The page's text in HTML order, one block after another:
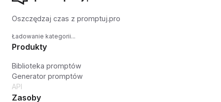
Oszczędzaj czas z promptuj.pro
Ładowanie kategorii...
Produkty
Biblioteka promptów
Generator promptów
API
Zasoby